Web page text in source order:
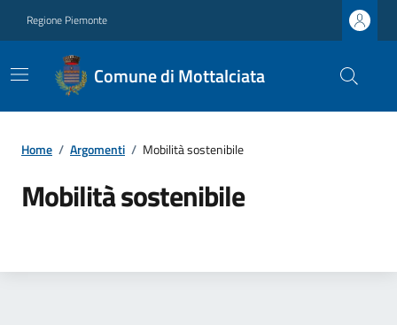
Regione Piemonte
Comune di Mottalciata
Home / Argomenti / Mobilità sostenibile
Mobilità sostenibile